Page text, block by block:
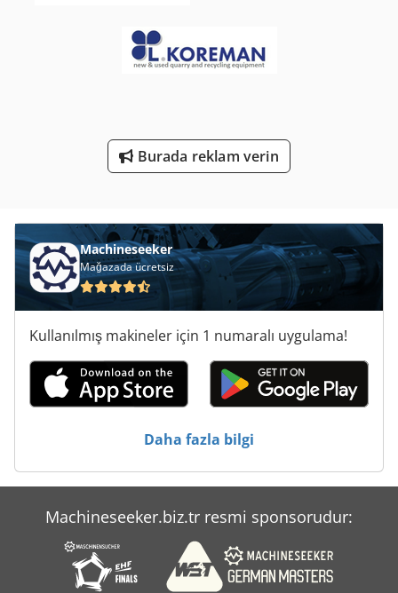
Ticari Römorklar
Ölçme Araçları
Burada reklam verin
Machineseeker
Mağazada ücretsiz
Kullanılmış makineler için 1 numaralı uygulama!
Daha fazla bilgi
Machineseeker.biz.tr resmi sponsorudur: